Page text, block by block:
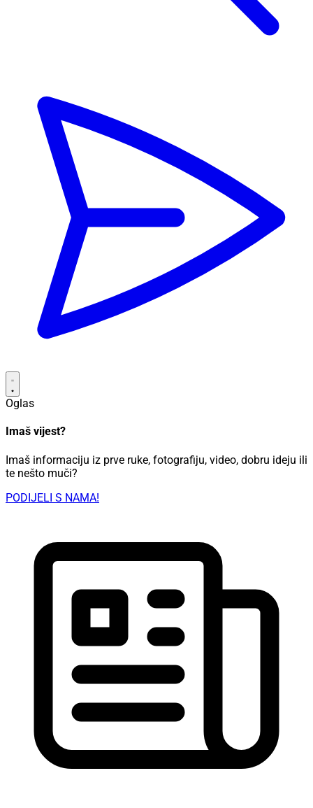
Oglas
Imaš vijest?
Imaš informaciju iz prve ruke, fotografiju, video, dobru ideju ili
te nešto muči?
PODIJELI S NAMA!